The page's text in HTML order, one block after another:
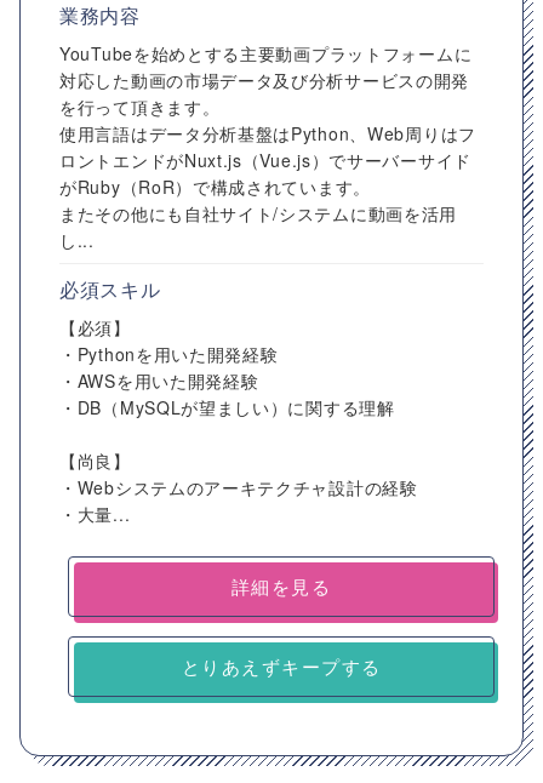
業務内容
YouTubeを始めとする主要動画プラットフォームに
対応した動画の市場データ及び分析サービスの開発
を行って頂きます。
使用言語はデータ分析基盤はPython、Web周りはフ
ロントエンドがNuxt.js（Vue.js）でサーバーサイド
がRuby（RoR）で構成されています。
またその他にも自社サイト/システムに動画を活用
し...
必須スキル
【必須】
・Pythonを用いた開発経験
・AWSを用いた開発経験
・DB（MySQLが望ましい）に関する理解
【尚良】
・Webシステムのアーキテクチャ設計の経験
・大量...
詳細を見る
とりあえずキープする